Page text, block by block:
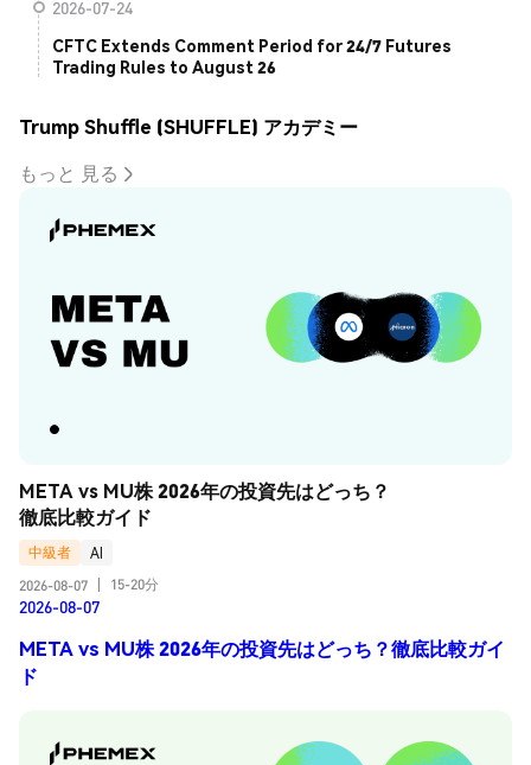
2026-07-24
CFTC Extends Comment Period for 24/7 Futures
Trading Rules to August 26
Trump Shuffle (SHUFFLE) アカデミー
もっと 見る
META vs MU株 2026年の投資先はどっち？
徹底比較ガイド
中級者
AI
2026-08-07
15-20分
2026-08-07
META vs MU株 2026年の投資先はどっち？徹底比較ガイ
ド